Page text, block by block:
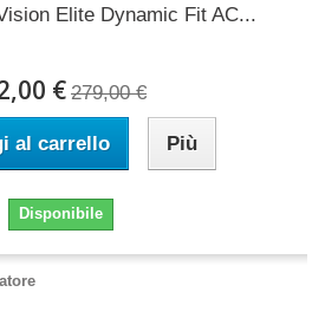
Elite Dynamic Fit AC...
€ 279,00 €
al carrello Più
Disponibile